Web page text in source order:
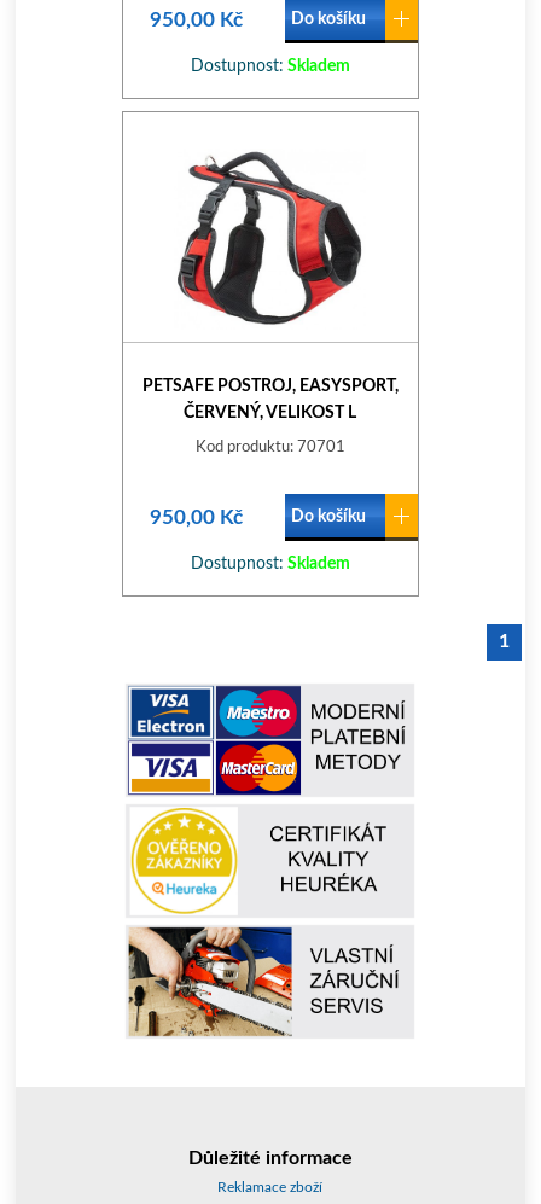
950,00 Kč Do košíku
Dostupnost: Skladem
PETSAFE POSTROJ, EASYSPORT,
ČERVENÝ, VELIKOST L
Kod produktu: 70701
950,00 Kč Do košíku
Dostupnost: Skladem
1
Důležité informace
Reklamace zboží